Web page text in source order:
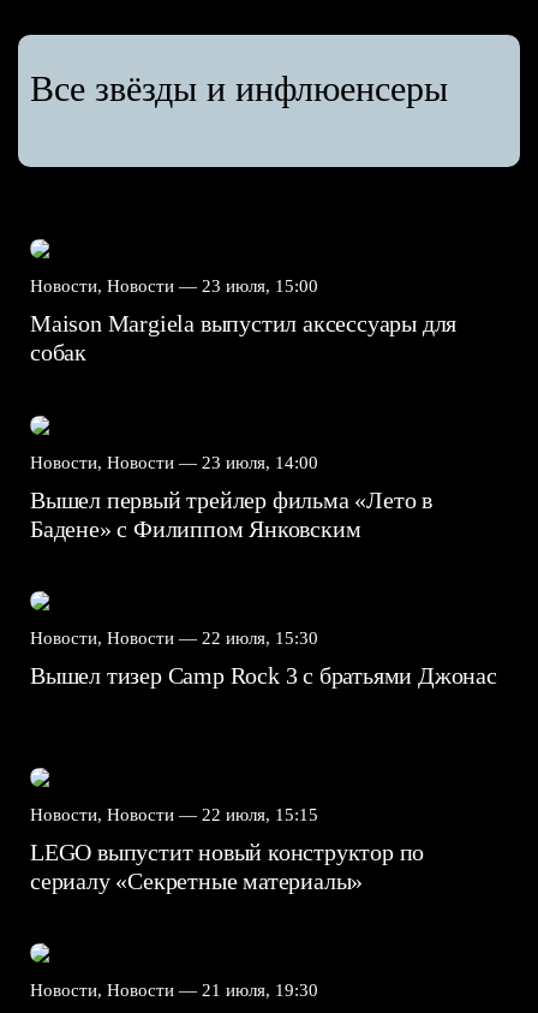
Все звёзды и инфлюенсеры
Новости, Новости — 23 июля, 15:00
Maison Margiela выпустил аксессуары для
собак
Новости, Новости — 23 июля, 14:00
Вышел первый трейлер фильма «Лето в
Бадене» с Филиппом Янковским
Новости, Новости — 22 июля, 15:30
Вышел тизер Camp Rock 3 с братьями Джонас
Новости, Новости — 22 июля, 15:15
LEGO выпустит новый конструктор по
сериалу «Секретные материалы»
Новости, Новости — 21 июля, 19:30